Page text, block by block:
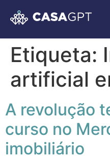
Etiqueta:
artificial
A revolução
curso no
imobiliário